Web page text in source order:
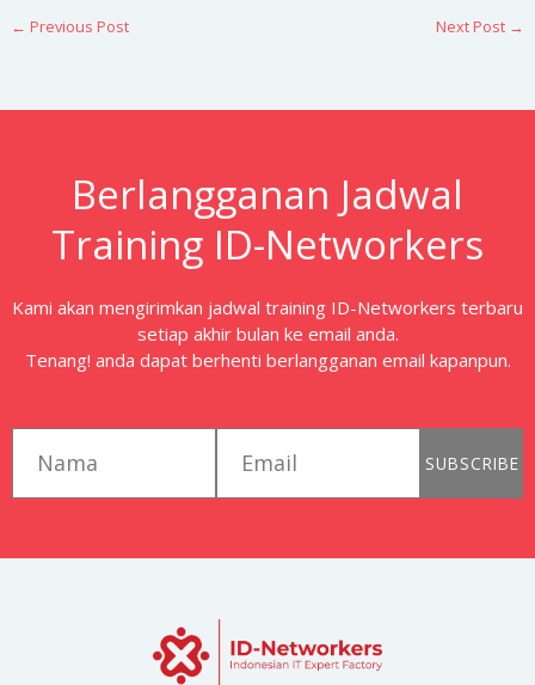
← Previous Post Next Post →
Berlangganan Jadwal
Training ID-Networkers
Kami akan mengirimkan jadwal training ID-Networkers terbaru
setiap akhir bulan ke email anda.
Tenang! anda dapat berhenti berlangganan email kapanpun.
SUBSCRIBE